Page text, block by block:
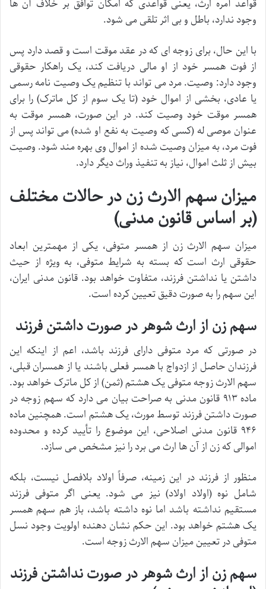
قواعد آمره ارث، یعنی قواعدی که امکان توافق بر خلاف آن ها
وجود ندارد، باطل و بی اثر تلقی می شود.
با این حال، برای زوجه ای که در عقد موقت است و قصد دارد پس
از فوت همسر خود از او مالی دریافت کند، یک راهکار حقوقی
وجود دارد: وصیت. مرد می تواند با تنظیم یک وصیت نامه رسمی
یا عادی، بخشی از اموال خود (تا یک سوم از کل ماترک) را برای
همسر موقت خود وصیت کند. در این صورت، همسر موقت به
عنوان موصی له (کسی که وصیت به نفع او شده) می تواند پس از
فوت مرد، به میزان وصیت شده از اموال وی بهره مند شود. وصیت
بیش از ثلث اموال، نیاز به تنفیذ وراث دیگر دارد.
میزان سهم الارث زن در حالات مختلف
(بر اساس قانون مدنی)
میزان سهم الارث زن از همسر متوفی، یکی از مهمترین ابعاد
حقوقی ارث است که بسته به شرایط متوفی، به ویژه از حیث
داشتن یا نداشتن فرزند، متفاوت خواهد بود. قانون مدنی ایران،
این سهم را به صورت دقیق تعیین کرده است.
سهم زن از ارث شوهر در صورت داشتن فرزند
در صورتی که مرد متوفی دارای فرزند باشد، اعم از اینکه این
فرزندان حاصل از ازدواج با همسر فعلی باشند یا از همسران قبلی،
سهم الارث زوجه متوفی یک هشتم (ثمن) از کل ماترک خواهد بود.
ماده ۹۱۳ قانون مدنی به صراحت بیان می دارد که سهم زوجه در
صورت داشتن فرزند توسط مورث، یک هشتم است. همچنین ماده
۹۴۶ قانون مدنی اصلاحی، این موضوع را تأیید کرده و محدوده
اموالی که زن از آن ها ارث می برد را نیز مشخص می سازد.
منظور از فرزند در این زمینه، صرفاً اولاد بلافصل نیست، بلکه
شامل نوه (اولاد اولاد) نیز می شود. یعنی اگر متوفی فرزند
مستقیم نداشته باشد اما نوه داشته باشد، باز هم سهم همسر
یک هشتم خواهد بود. این حکم نشان دهنده اولویت وجود نسل
متوفی در تعیین میزان سهم الارث زوجه است.
سهم زن از ارث شوهر در صورت نداشتن فرزند